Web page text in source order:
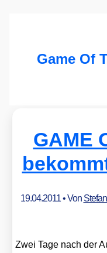
Game Of
GAME
19.04.2011• Von
Zwei Tage nach der